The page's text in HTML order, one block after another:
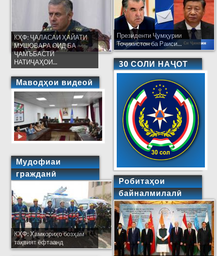
КҲФ: ҶАЛАСАИ ҲАЙАТИ
МУШОВАРА ОИД БА
ҶАМЪБАСТИ
НАТИҶАҲОИ...
Маводҳои видеоӣ
Мудофиаи
гражданӣ
КҲФ: Ҳамкориҳо бозҳам
тақвият ёфтаанд
Президенти Ҷумҳурии
Тоҷикистон ба Раиси...
30 СОЛИ НАҶОТ
Робитаҳои
байналмилалӣ